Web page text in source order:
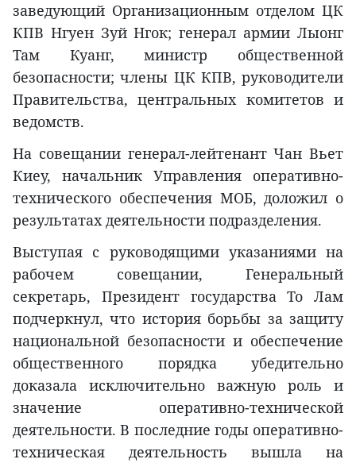
заведующий Организационным отделом ЦК
КПВ Нгуен Зуй Нгок; генерал армии Лыонг
Там Куанг, министр общественной
безопасности; члены ЦК КПВ, руководители
Правительства, центральных комитетов и
ведомств.
На совещании генерал-лейтенант Чан Вьет
Киеу, начальник Управления оперативно-
технического обеспечения МОБ, доложил о
результатах деятельности подразделения.
Выступая с руководящими указаниями на
рабочем совещании, Генеральный
секретарь, Президент государства То Лам
подчеркнул, что история борьбы за защиту
национальной безопасности и обеспечение
общественного порядка убедительно
доказала исключительно важную роль и
значение оперативно-технической
деятельности. В последние годы оперативно-
техническая деятельность вышла на